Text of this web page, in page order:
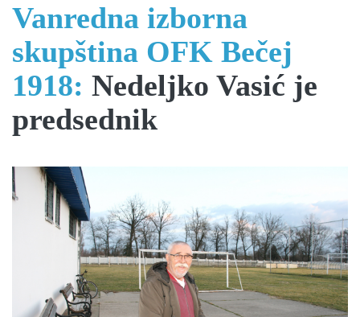
Vanredna izborna
skupština OFK Bečej
1918: Nedeljko Vasić je
predsednik